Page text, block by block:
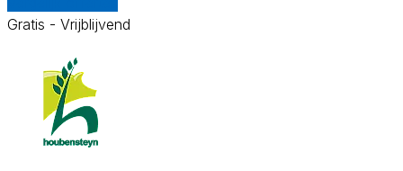
Gratis - Vrijblijvend